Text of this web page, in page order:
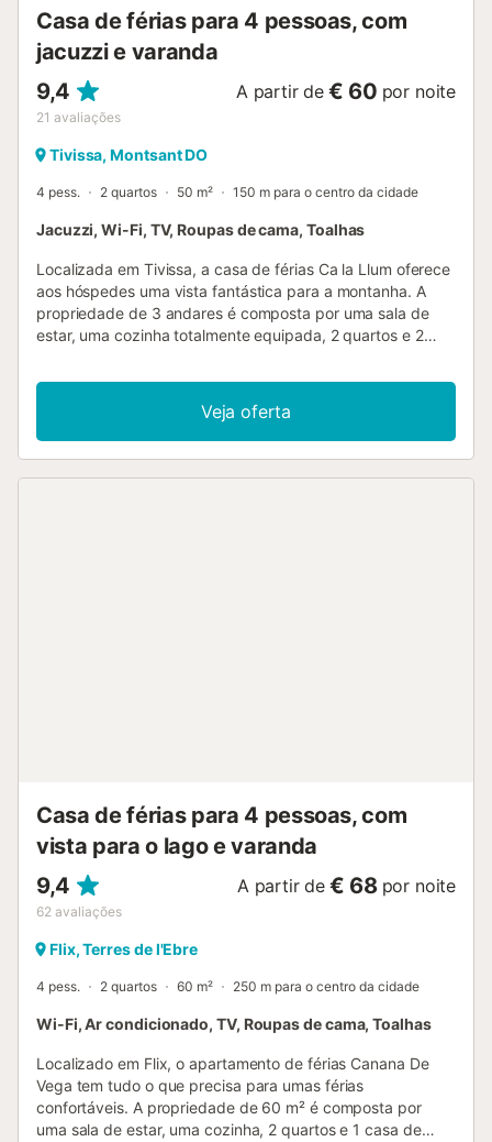
Casa de férias para 4 pessoas, com
jacuzzi e varanda
9,4
21 avaliações
A partir de € 60 por noite
Tivissa, Montsant DO
4 pess. 2 quartos 50 m² 150 m para o centro da cidade
Jacuzzi, Wi-Fi, TV, Roupas de cama, Toalhas
Localizada em Tivissa, a casa de férias Ca la Llum oferece
aos hóspedes uma vista fantástica para a montanha. A
propriedade de 3 andares é composta por uma sala de
estar, uma cozinha totalmente equipada, 2 quartos e 2
As comodidades adicionais incluem Wi-Fi de alta
velocidade (adequado para chamadas de vídeo), uma
televisão, uma ventoinha, uma máquina de lavar roupa,
bem como livros e brinquedos para crianças. Este aluguer
Veja oferta
Casa de férias para 4 pessoas, com
vista para o lago e varanda
9,4
62 avaliações
A partir de € 68 por noite
Flix, Terres de l'Ebre
4 pess. 2 quartos 60 m² 250 m para o centro da cidade
Wi-Fi, Ar condicionado, TV, Roupas de cama, Toalhas
Localizado em Flix, o apartamento de férias Canana De
Vega tem tudo o que precisa para umas férias
confortáveis. A propriedade de 60 m² é composta por
uma sala de estar, uma cozinha, 2 quartos e 1 casa de